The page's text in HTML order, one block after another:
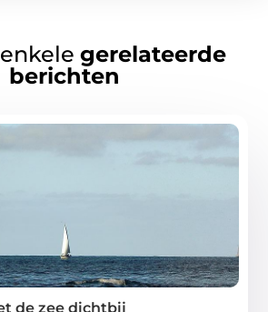
gerelateerde
berichten
de zee dichtbij